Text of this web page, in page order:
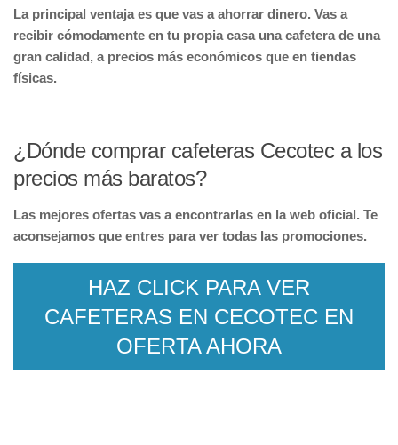
La principal ventaja es que vas a ahorrar dinero. Vas a
recibir cómodamente en tu propia casa una cafetera de una
gran calidad, a precios más económicos que en tiendas
físicas.
¿Dónde comprar cafeteras Cecotec a los
precios más baratos?
Las mejores ofertas vas a encontrarlas en la web oficial. Te
aconsejamos que entres para ver todas las promociones.
HAZ CLICK PARA VER
CAFETERAS EN CECOTEC EN
OFERTA AHORA